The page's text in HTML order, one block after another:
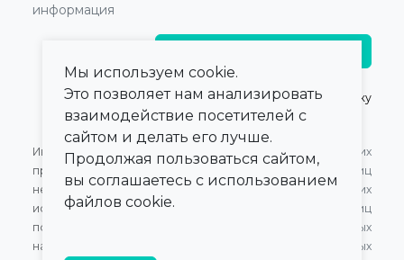
информация
© 2021 — 2026,ПроКлинику
Информация,
представленная на сайте,
не может быть
использована для
постановки диагноза,
назначения лечения и не
Оферта для Юридических
лиц
Оферта для Физических
лиц
Обработка персональных
данных
Мы используем cookie.
Это позволяет нам анализировать
взаимодействие посетителей с
сайтом и делать его лучше.
Продолжая пользоваться сайтом,
вы соглашаетесь с использованием
файлов cookie.